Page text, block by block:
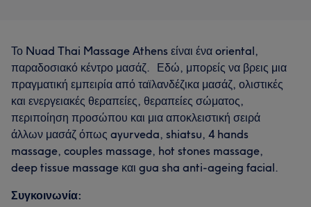
Το Nuad Thai Massage Athens είναι ένα oriental,
παραδοσιακό κέντρο μασάζ. Εδώ, μπορείς να βρεις μια
πραγματική εμπειρία από ταϊλανδέζικα μασάζ, ολιστικές
και ενεργειακές θεραπείες, θεραπείες σώματος,
περιποίηση προσώπου και μια αποκλειστική σειρά
άλλων μασάζ όπως ayurveda, shiatsu, 4 hands
massage, couples massage, hot stones massage,
deep tissue massage και gua sha anti-ageing facial.
Συγκοινωνία: